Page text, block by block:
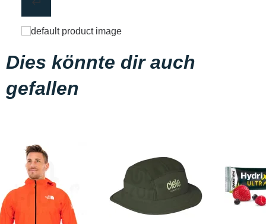
Dies könnte dir auch
gefallen